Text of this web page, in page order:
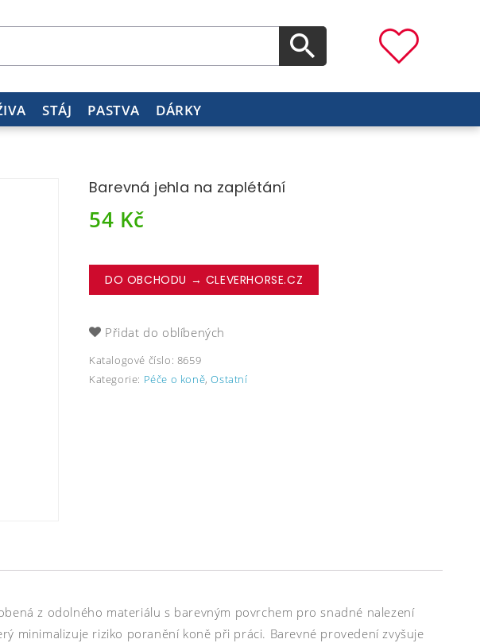
STÁJ PASTVA DÁRKY
Barevná jehla na zaplétání
54 Kč
DO OBCHODU → CLEVERHORSE.CZ
Přidat do oblíbených
Katalogové číslo: 8659
Kategorie: Péče o koně,Ostatní
z odolného materiálu s barevným povrchem pro snadné nalezení
minimalizuje riziko poranění koně při práci. Barevné provedení zvyšuje